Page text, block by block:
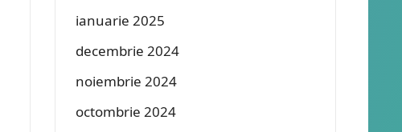
ianuarie 2025
decembrie 2024
noiembrie 2024
octombrie 2024